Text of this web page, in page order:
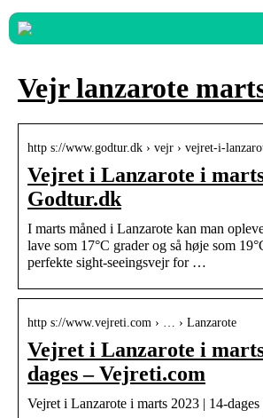
Vejr lanzarote
http s://www.godtur.dk › vejr › vejret-i-
Vejret i Lanzarote i
Godtur.dk
I marts måned i Lanzarote kan man
lave som 17°C grader og så høje som
perfekte sight-seeingsvejr for …
http s://www.vejreti.com › … › Lanzarote
Vejret i Lanzarote i
dages – Vejreti.com
Vejret i Lanzarote i marts 2023 | 14-